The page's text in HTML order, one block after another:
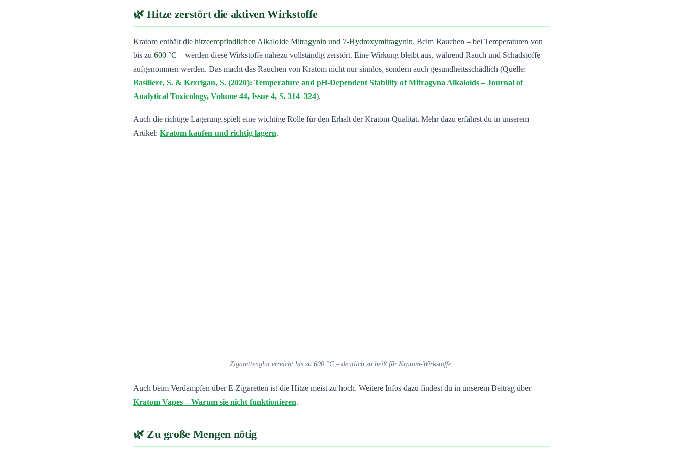
Hitze zerstört die aktiven Wirkstoffe
Kratom enthält die hitzeempfindlichen Alkaloide Mitragynin und 7-Hydroxymitragynin. Beim Rauchen – bei Temperaturen von
bis zu 600 °C – werden diese Wirkstoffe nahezu vollständig zerstört. Eine Wirkung bleibt aus, während Rauch und Schadstoffe
aufgenommen werden. Das macht das Rauchen von Kratom nicht nur sinnlos, sondern auch gesundheitsschädlich (Quelle:
Basiliere, S. & Kerrigan, S. (2020): Temperature and pH-Dependent Stability of Mitragyna Alkaloids – Journal of
Analytical Toxicology, Volume 44, Issue 4, S. 314–324).
Auch die richtige Lagerung spielt eine wichtige Rolle für den Erhalt der Kratom-Qualität. Mehr dazu erfährst du in unserem
Artikel: Kratom kaufen und richtig lagern.
Zigarettenglut erreicht bis zu 600 °C – deutlich zu heiß für Kratom-Wirkstoffe.
Auch beim Verdampfen über E-Zigaretten ist die Hitze meist zu hoch. Weitere Infos dazu findest du in unserem Beitrag über
Kratom Vapes – Warum sie nicht funktionieren.
Zu große Mengen nötig